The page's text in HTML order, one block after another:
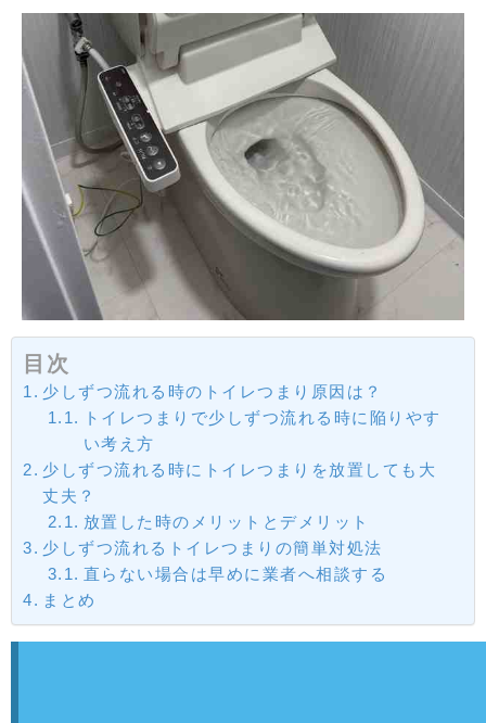
目次
少しずつ流れる時のトイレつまり原因は？
トイレつまりで少しずつ流れる時に陥りやす
い考え方
少しずつ流れる時にトイレつまりを放置しても大
丈夫？
放置した時のメリットとデメリット
少しずつ流れるトイレつまりの簡単対処法
直らない場合は早めに業者へ相談する
まとめ